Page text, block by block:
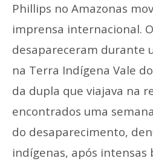
Phillips no Amazonas
imprensa internacional.
desapareceram durante
na Terra Indígena Vale
da dupla que viajava na
encontrados uma
do desaparecimento,
indígenas, após intensas